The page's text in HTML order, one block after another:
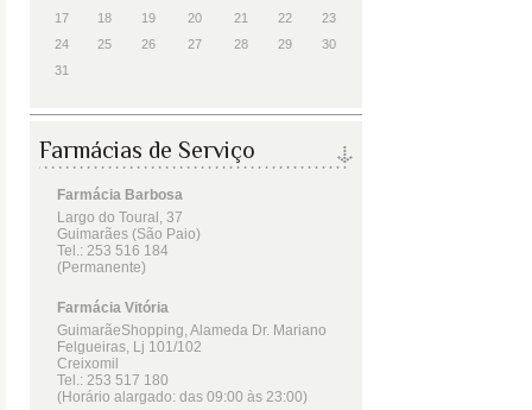
17
18 19 20 21 22
23
24
25 26 27 28 29
30
31
Farmácias de Serviço